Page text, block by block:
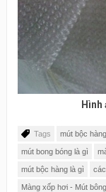
Hình
Tags mút bộc
mút bong bóng là gì
mút bộc hàng là gì
Màng xốp hơi - Mút